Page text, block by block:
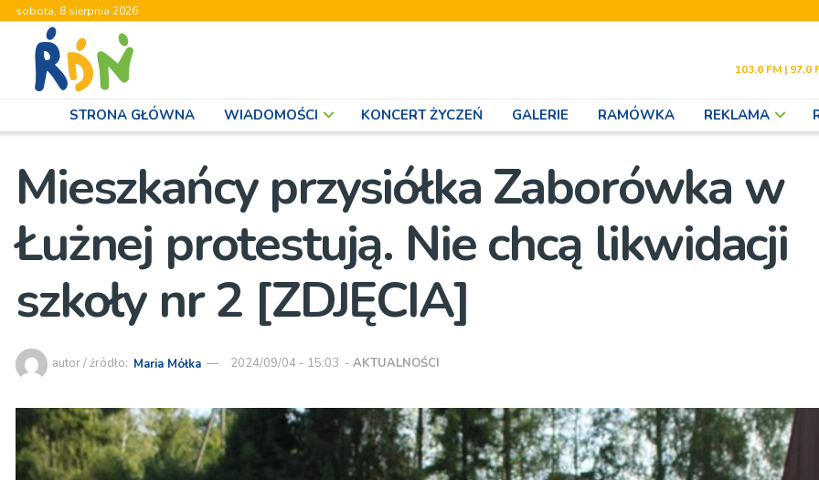
sobota, 8 sierpnia 2026
103,6 FM | 97,0
STRONA GŁÓWNA WIADOMOŚCI KONCERT ŻYCZEŃ GALERIE RAMÓWKA REKLAMA
Mieszkańcy przysiółka Zaborówka w
Łużnej protestują. Nie chcą likwidacji
szkoły nr 2 [ZDJĘCIA]
autor / źródło: Maria Mółka 2024/09/04 - 15:03 - AKTUALNOŚCI